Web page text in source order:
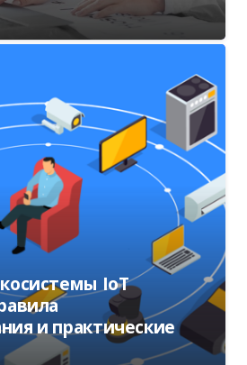
IoT
и практические